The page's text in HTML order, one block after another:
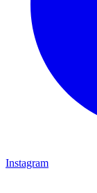
Instagram